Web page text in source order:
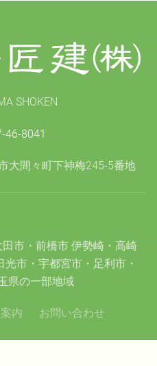
SHOKEN
46-8041
大間々町下神梅245-5番地
市・前橋市 伊勢崎・高崎
市・宇都宮市・足利市・
県の一部地域
内
お問い合わせ